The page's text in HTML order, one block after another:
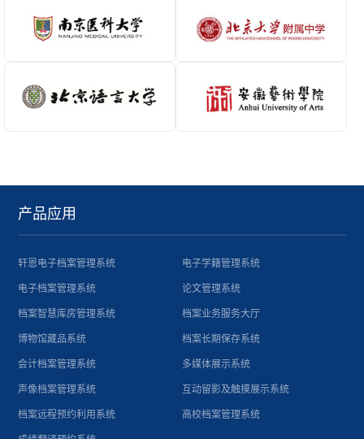
产品应用
轩恩电子档案管理系统
电子档案管理系统
档案智慧库房管理系统
博物馆藏品系统
会计档案管理系统
声像档案管理系统
档案远程预约利用系统
电子学籍管理系统
论文管理系统
档案业务服务大厅
档案长期保存系统
多媒体展示系统
互动留影及触摸展示系统
高校档案管理系统